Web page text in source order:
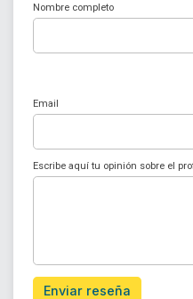
Nombre completo
Email
Escribe aquí tu opinión sobre el
Enviar reseña